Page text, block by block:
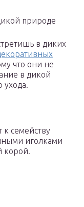
природе
в диких
что они не
в дикой
ухода.
семейству
иголками
корой.